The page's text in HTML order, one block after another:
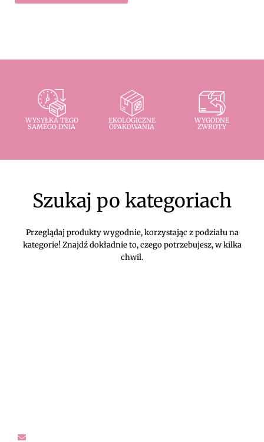
WYSYŁKA TEGO
SAMEGO DNIA
EKOLOGICZNE
OPAKOWANIA
WYGODNE
ZWROTY
Szukaj po kategoriach
Przeglądaj produkty wygodnie, korzystając z podziału na
kategorie! Znajdź dokładnie to, czego potrzebujesz, w kilka
chwil.